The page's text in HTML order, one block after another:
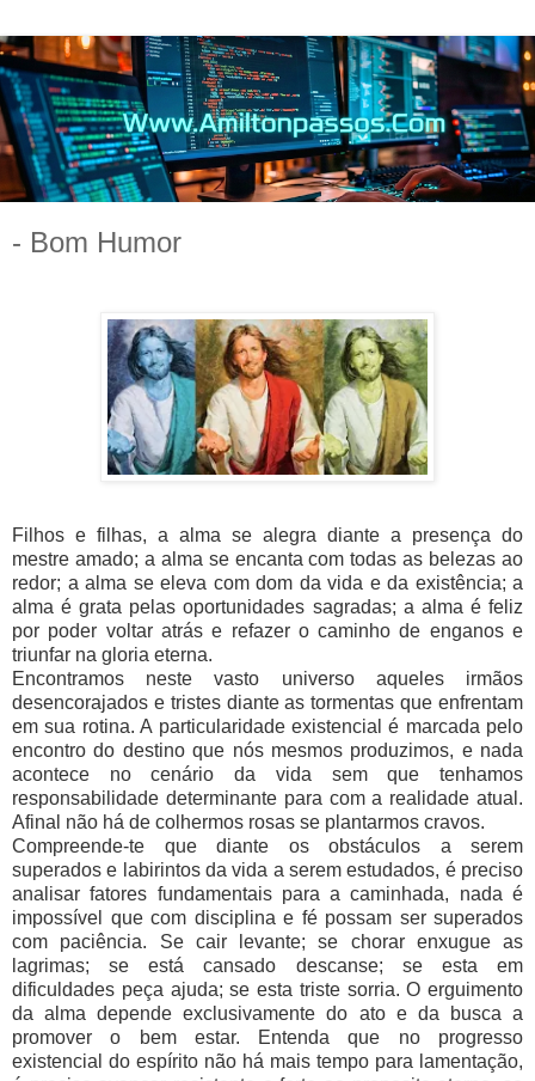
- Bom Humor
Filhos e filhas, a alma se alegra diante a presença do
mestre amado; a alma se encanta com todas as belezas ao
redor; a alma se eleva com dom da vida e da existência; a
alma é grata pelas oportunidades sagradas; a alma é feliz
por poder voltar atrás e refazer o caminho de enganos e
triunfar na gloria eterna.
Encontramos neste vasto universo aqueles irmãos
desencorajados e tristes diante as tormentas que enfrentam
em sua rotina. A particularidade existencial é marcada pelo
encontro do destino que nós mesmos produzimos, e nada
acontece no cenário da vida sem que tenhamos
responsabilidade determinante para com a realidade atual.
Afinal não há de colhermos rosas se plantarmos cravos.
Compreende-te que diante os obstáculos a serem
superados e labirintos da vida a serem estudados, é preciso
analisar fatores fundamentais para a caminhada, nada é
impossível que com disciplina e fé possam ser superados
com paciência. Se cair levante; se chorar enxugue as
lagrimas; se está cansado descanse; se esta em
dificuldades peça ajuda; se esta triste sorria. O erguimento
da alma depende exclusivamente do ato e da busca a
promover o bem estar. Entenda que no progresso
existencial do espírito não há mais tempo para lamentação,